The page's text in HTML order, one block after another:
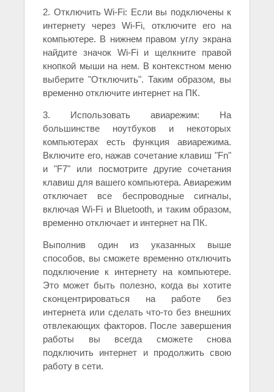
2. Отключить Wi-Fi: Если вы подключены к
интернету через Wi-Fi, отключите его на
компьютере. В нижнем правом углу экрана
найдите значок Wi-Fi и щелкните правой
кнопкой мыши на нем. В контекстном меню
выберите "Отключить". Таким образом, вы
временно отключите интернет на ПК.
3. Использовать авиарежим: На
большинстве ноутбуков и некоторых
компьютерах есть функция авиарежима.
Включите его, нажав сочетание клавиш "Fn"
и "F7" или посмотрите другие сочетания
клавиш для вашего компьютера. Авиарежим
отключает все беспроводные сигналы,
включая Wi-Fi и Bluetooth, и таким образом,
временно отключает и интернет на ПК.
Выполнив один из указанных выше
способов, вы сможете временно отключить
подключение к интернету на компьютере.
Это может быть полезно, когда вы хотите
сконцентрироваться на работе без
интернета или сделать что-то без внешних
отвлекающих факторов. После завершения
работы вы всегда сможете снова
подключить интернет и продолжить свою
работу в сети.